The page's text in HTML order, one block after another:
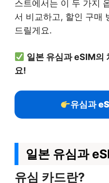
스트에서는 이 두 가지
서 비교하고, 할인 구매
드릴게요.
일본 유심과 eSIM의
요!
유심과
일본 유심과
유심 카드란?